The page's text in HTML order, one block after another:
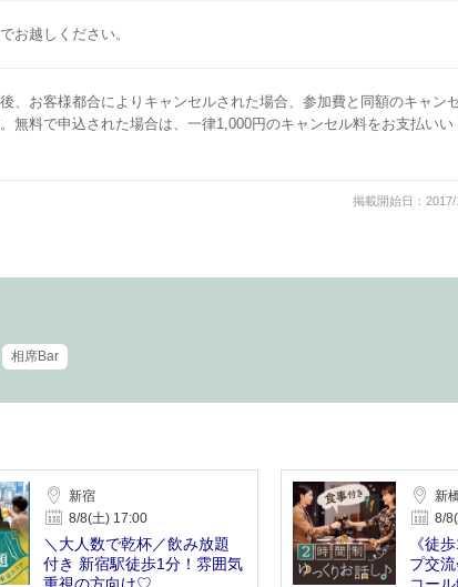
お越しください。
、お客様都合によりキャンセルされた場合、参加費と同額のキャン
無料で申込された場合は、一律1,000円のキャンセル料をお支払いい
掲載開始日：2017/
相席Bar
新宿
8/8(土) 17:00
＼大人数で乾杯／飲み放題
付き 新宿駅徒歩1分！雰囲気
新
8/
《徒
プ交